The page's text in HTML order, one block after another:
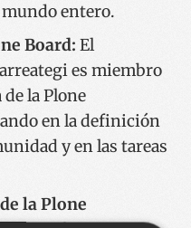
entero.
Board: El
es miembro
la Plone
en la definición
y en las tareas
la Plone